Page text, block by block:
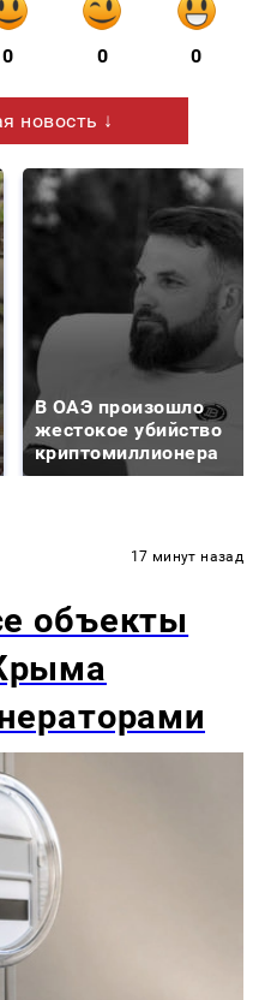
0 0 0
новость ↓
В ОАЭ произошло
жестокое убийство
криптомиллионера
17 минут назад
объекты